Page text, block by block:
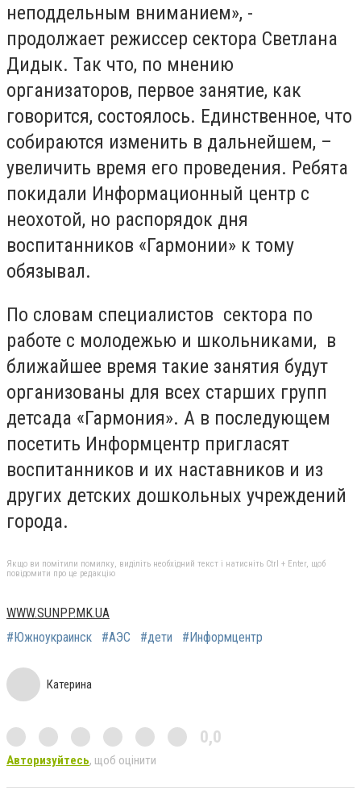
неподдельным вниманием», -
продолжает режиссер сектора Светлана
Дидык. Так что, по мнению
организаторов, первое занятие, как
говорится, состоялось. Единственное, что
собираются изменить в дальнейшем, –
увеличить время его проведения. Ребята
покидали Информационный центр с
неохотой, но распорядок дня
воспитанников «Гармонии» к тому
обязывал.
По словам специалистов сектора по
работе с молодежью и школьниками, в
ближайшее время такие занятия будут
организованы для всех старших групп
детсада «Гармония». А в последующем
посетить Информцентр пригласят
воспитанников и их наставников и из
других детских дошкольных учреждений
города.
Якщо ви помітили помилку, виділіть необхідний текст і натисніть Ctrl + Enter, щоб
повідомити про це редакцію
WWW.SUNPP.MK.UA
#Южноукраинск
#АЭС #дети #Информцентр
Катерина
0,0
Авторизуйтесь, щоб оцінити